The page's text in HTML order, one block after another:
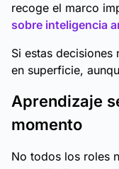
recoge el marco
sobre inteligencia
Si estas decisiones
en superficie,
Aprendizaje
momento
No todos los roles